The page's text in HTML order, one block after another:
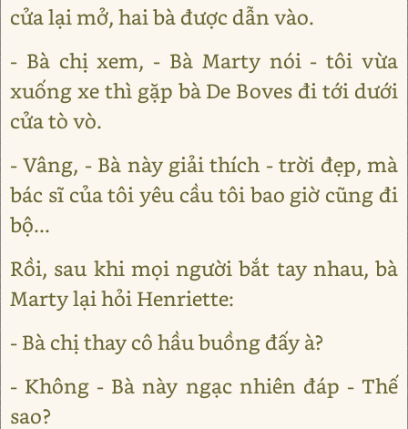
cửa lại mở, hai bà được dẫn vào.
- Bà chị xem, - Bà Marty nói - tôi vừa
xuống xe thì gặp bà De Boves đi tới dưới
cửa tò vò.
- Vâng, - Bà này giải thích - trời đẹp, mà
bác sĩ của tôi yêu cầu tôi bao giờ cũng đi
bộ...
Rồi, sau khi mọi người bắt tay nhau, bà
Marty lại hỏi Henriette:
- Bà chị thay cô hầu buồng đấy à?
- Không - Bà này ngạc nhiên đáp - Thế
sao?